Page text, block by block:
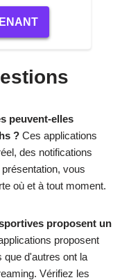
peuvent-elles
? Ces applications
des notifications
vous
où et à tout moment.
proposent un
proposent
que d'autres ont la
Vérifiez les